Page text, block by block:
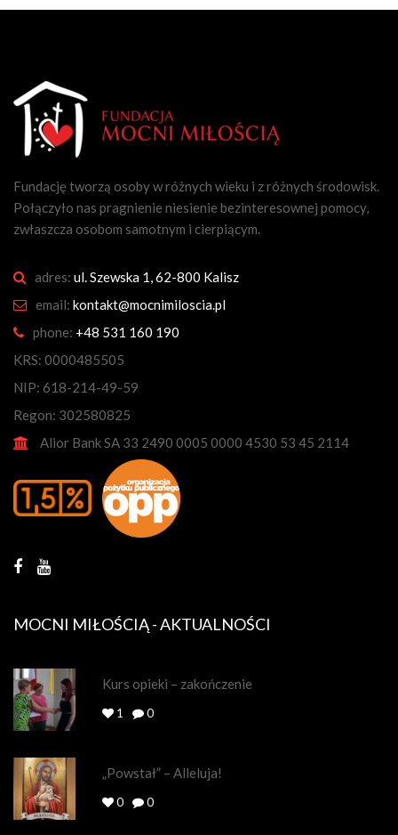
Fundację tworzą osoby w różnych wieku i z różnych środowisk.
Połączyło nas pragnienie niesienie bezinteresownej pomocy,
zwłaszcza osobom samotnym i cierpiącym.
adres: ul. Szewska 1, 62-800 Kalisz
email: kontakt@mocnimiloscia.pl
phone: +48 531 160 190
KRS: 0000485505
NIP: 618-214-49-59
Regon: 302580825
Alior Bank SA 33 2490 0005 0000 4530 53 45 2114
MOCNI MIŁOŚCIĄ - AKTUALNOŚCI
Kurs opieki – zakończenie
1 0
„Powstał” – Alleluja!
0 0